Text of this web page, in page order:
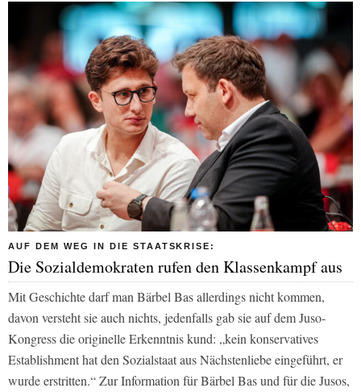
AUF DEM WEG IN DIE STAATSKRISE:
Die Sozialdemokraten rufen den Klassenkampf aus
Mit Geschichte darf man Bärbel Bas allerdings nicht kommen,
davon versteht sie auch nichts, jedenfalls gab sie auf dem Juso-
Kongress die originelle Erkenntnis kund: „kein konservatives
Establishment hat den Sozialstaat aus Nächstenliebe eingeführt, er
wurde erstritten.“ Zur Information für Bärbel Bas und für die Jusos,